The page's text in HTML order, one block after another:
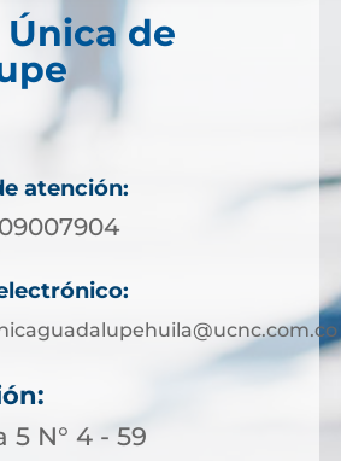
de
atención:
5 N° 4 - 59